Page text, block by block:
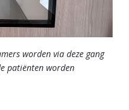
worden via deze gang
patiënten worden